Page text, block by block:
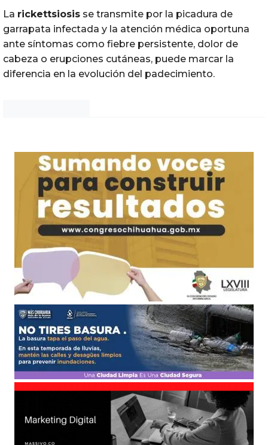
La rickettsiosis se transmite por la picadura de
garrapata infectada y la atención médica oportuna
ante síntomas como fiebre persistente, dolor de
cabeza o erupciones cutáneas, puede marcar la
diferencia en la evolución del padecimiento.